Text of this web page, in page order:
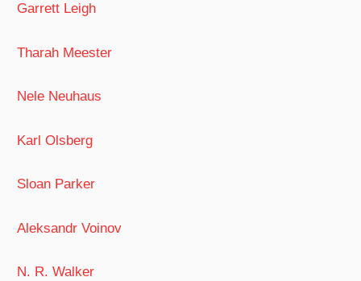
Garrett Leigh
Tharah Meester
Nele Neuhaus
Karl Olsberg
Sloan Parker
Aleksandr Voinov
N. R. Walker